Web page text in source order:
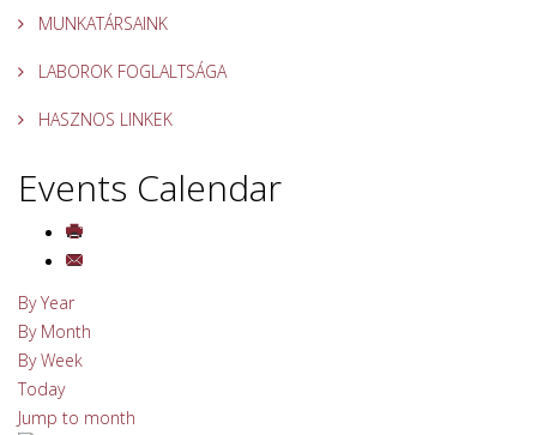
MUNKATÁRSAINK
LABOROK FOGLALTSÁGA
HASZNOS LINKEK
Events Calendar
By Year
By Month
By Week
Today
Jump to month